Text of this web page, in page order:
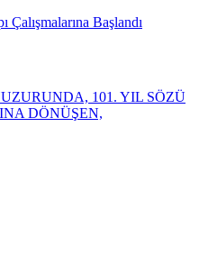
Çalışmalarına Başlandı
101. YIL SÖZÜ
DÖNÜŞEN,